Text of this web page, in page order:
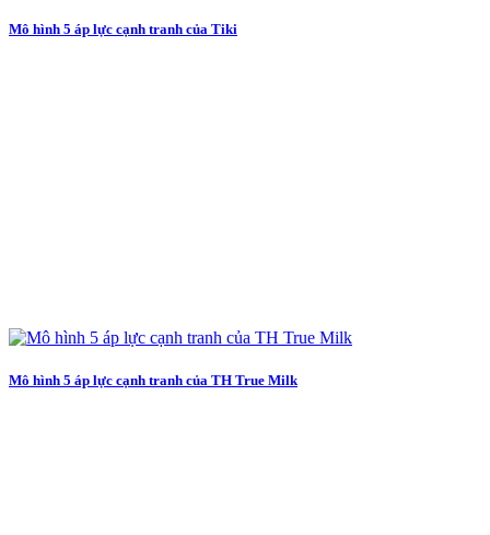
Mô hình 5 áp lực cạnh tranh của Tiki
Mô hình 5 áp lực cạnh tranh của TH True Milk